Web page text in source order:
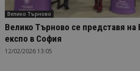
Велико Търново
Велико Търново се представя на
експо в София
12/02/2026 13:05